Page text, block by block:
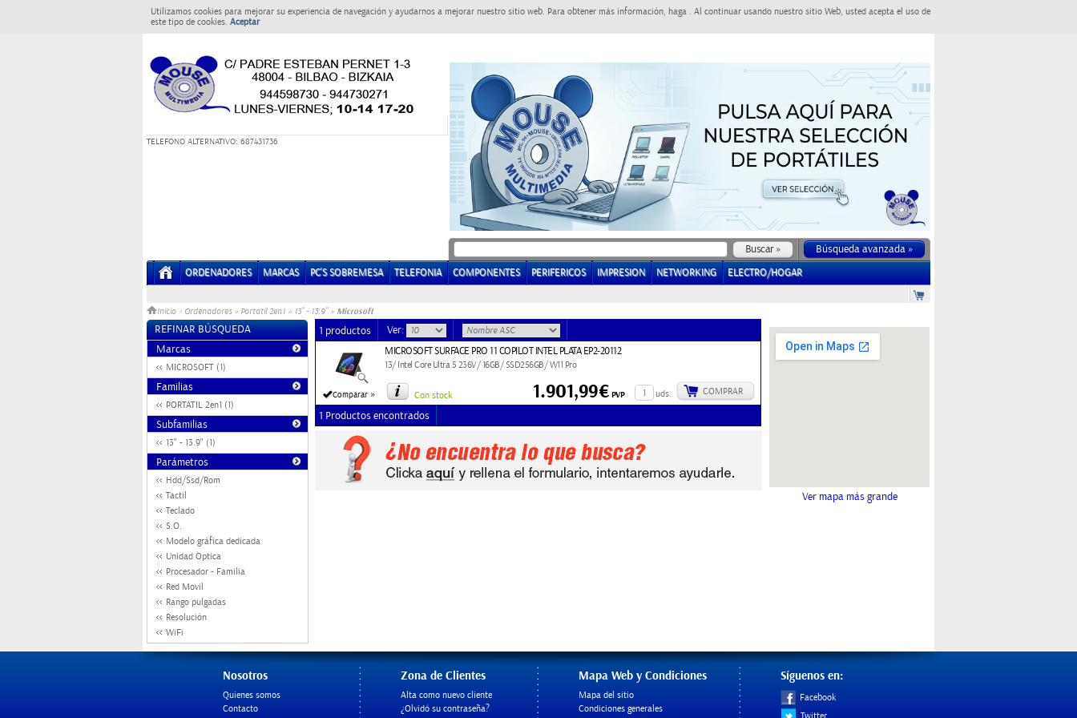
Utilizamos cookies para mejorar su experiencia de navegación y ayudarnos a mejorar nuestro sitio web. Para obtener más información, haga . Al continuar usando nuestro sitio Web, usted acepta el uso de
este tipo de cookies. Aceptar
TELEFONO ALTERNATIVO: 687431736
Búsqueda avanzada »
ORDENADORES MARCAS PC'S SOBREMESA TELEFONIA COMPONENTES PERIFERICOS IMPRESION NETWORKING ELECTRO/HOGAR
Inicio > Ordenadores » Portatil 2en1 » 13" - 13.9"» Microsoft
REFINAR BÚSQUEDA
Marcas
MICROSOFT (1)
Familias
PORTATIL 2en1 (1)
Subfamilias
13" - 13.9" (1)
Parámetros
Hdd/Ssd/Rom
Tactil
Teclado
S.O.
Modelo gráfica dedicada
Unidad Optica
Procesador - Familia
Red Movil
Rango pulgadas
Resolución
WiFi
1 productos Ver:
Comparar »
MICROSOFT SURFACE PRO 11 COPILOT INTEL PLATA EP2-20112
13/ Intel Core Ultra 5 236V/ 16GB/ SSD256GB/ W11 Pro
Con stock uds. COMPRAR
1.901,99€PVP
1 Productos encontrados
Ver mapa más grande
Nosotros
Quienes somos
Contacto
Zona de Clientes
Alta como nuevo cliente
¿Olvidó su contraseña?
Mapa Web y Condiciones
Mapa del sitio
Condiciones generales
Síguenos en:
Facebook
Twitter